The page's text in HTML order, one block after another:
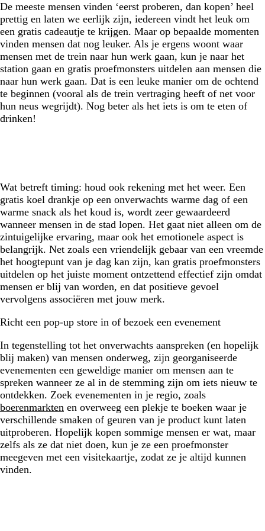
De meeste mensen vinden ‘eerst proberen, dan kopen’ heel
prettig en laten we eerlijk zijn, iedereen vindt het leuk om
een gratis cadeautje te krijgen. Maar op bepaalde momenten
vinden mensen dat nog leuker. Als je ergens woont waar
mensen met de trein naar hun werk gaan, kun je naar het
station gaan en gratis proefmonsters uitdelen aan mensen die
naar hun werk gaan. Dat is een leuke manier om de ochtend
te beginnen (vooral als de trein vertraging heeft of net voor
hun neus wegrijdt). Nog beter als het iets is om te eten of
drinken!
Wat betreft timing: houd ook rekening met het weer. Een
gratis koel drankje op een onverwachts warme dag of een
warme snack als het koud is, wordt zeer gewaardeerd
wanneer mensen in de stad lopen. Het gaat niet alleen om de
zintuigelijke ervaring, maar ook het emotionele aspect is
belangrijk. Net zoals een vriendelijk gebaar van een vreemde
het hoogtepunt van je dag kan zijn, kan gratis proefmonsters
uitdelen op het juiste moment ontzettend effectief zijn omdat
mensen er blij van worden, en dat positieve gevoel
vervolgens associëren met jouw merk.
Richt een pop-up store in of bezoek een evenement
In tegenstelling tot het onverwachts aanspreken (en hopelijk
blij maken) van mensen onderweg, zijn georganiseerde
evenementen een geweldige manier om mensen aan te
spreken wanneer ze al in de stemming zijn om iets nieuw te
ontdekken. Zoek evenementen in je regio, zoals
boerenmarkten en overweeg een plekje te boeken waar je
verschillende smaken of geuren van je product kunt laten
uitproberen. Hopelijk kopen sommige mensen er wat, maar
zelfs als ze dat niet doen, kun je ze een proefmonster
meegeven met een visitekaartje, zodat ze je altijd kunnen
vinden.